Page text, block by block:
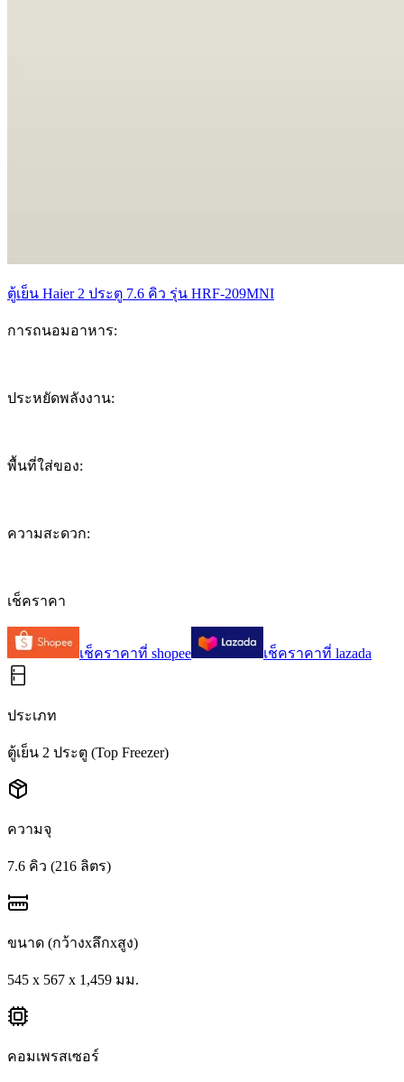
ตู้เย็น Haier 2 ประตู 7.6 คิว รุ่น HRF-209MNI
การถนอมอาหาร:
ประหยัดพลังงาน:
พื้นที่ใส่ของ:
ความสะดวก:
เช็คราคา
เช็คราคาที่ shopee เช็คราคาที่ lazada
ประเภท
ตู้เย็น 2 ประตู (Top Freezer)
ความจุ
7.6 คิว (216 ลิตร)
ขนาด (กว้างxลึกxสูง)
545 x 567 x 1,459 มม.
คอมเพรสเซอร์